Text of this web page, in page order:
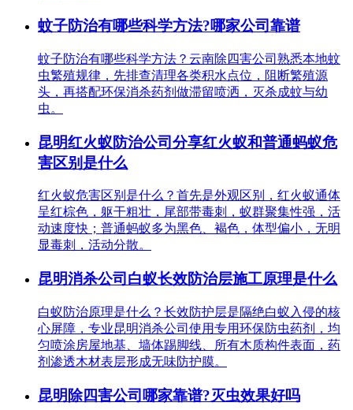
蚊子防治有哪些科学方法?哪家公司靠谱
蚊子防治有哪些科学方法？云南除四害公司熟悉本地蚊
虫繁殖规律，先排查清理各类积水点位，阻断繁殖源
头，再搭配环保消杀药剂做滞留喷洒，灭杀成蚊与幼
虫。
昆明红火蚁防治公司分享红火蚁和普通蚂蚁危
害区别是什么
红火蚁危害区别是什么？首先是外观区别，红火蚁通体
呈红棕色，躯干粗壮，尾部带毒刺，蚁群聚集性强，活
动速度快；普通蚂蚁多为黑色、褐色，体型偏小，无明
显毒刺，活动分散。
昆明消杀公司白蚁长效防治层施工原理是什么
白蚁防治原理是什么？长效防护层是隔绝白蚁入侵的核
心屏障，专业昆明消杀公司使用专用环保防虫药剂，均
匀喷涂房屋地基、墙体踢脚线、所有木质构件表面，药
剂渗透木材表层形成无味防护膜。
昆明除四害公司哪家靠谱?灭虫效果好吗